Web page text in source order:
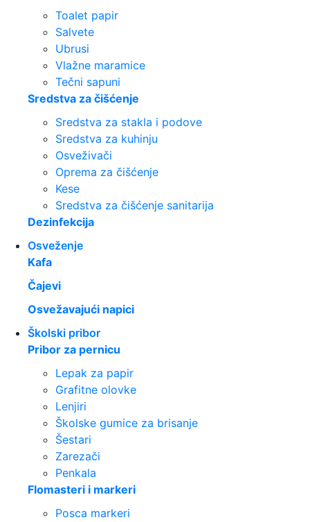
Toalet papir
Salvete
Ubrusi
Vlažne maramice
Tečni sapuni
Sredstva za čišćenje
Sredstva za stakla i podove
Sredstva za kuhinju
Osveživači
Oprema za čišćenje
Kese
Sredstva za čišćenje sanitarija
Dezinfekcija
Osveženje
Kafa
Čajevi
Osvežavajući napici
Školski pribor
Pribor za pernicu
Lepak za papir
Grafitne olovke
Lenjiri
Školske gumice za brisanje
Šestari
Zarezači
Penkala
Flomasteri i markeri
Posca markeri